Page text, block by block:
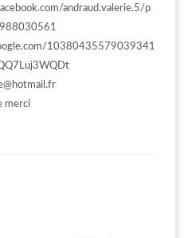
andraud.valerie.5/p
10380435579039341
merci